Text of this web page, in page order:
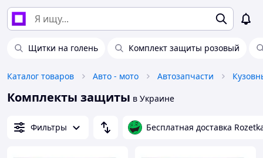
Щитки на голень Комплект защиты розовый
Каталог товаров Авто - мото Автозапчасти
Комплекты защиты в Украине
Фильтры Бесплатная доставка